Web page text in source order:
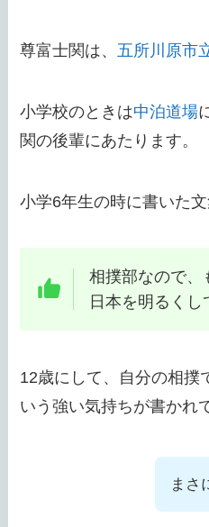
尊富士関は、 五所川原市
小学校のときは中泊道場
関の後輩にあたります。
小学6年生の時に書いた文
相撲部なので、
日本を明るくし
12歳にして、自分の相撲
いう強い気持ちが書かれ
まさ